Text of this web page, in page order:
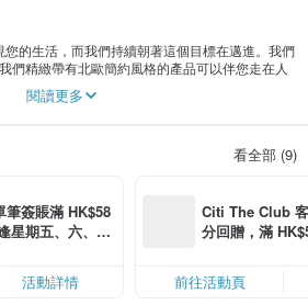
的生活，而我們持續朝著這個目標在邁進。我們
們精緻帶有北歐簡約風格的產品可以伴您走在人
性及靈活性的產品，將潮流與復古結合，我們的
閱讀更多
看全部 (9)
簽賬滿 HK$58
星期五、六、日
限「常用信用
活動詳情
Citi The Club
分回贈，滿
前往活動頁